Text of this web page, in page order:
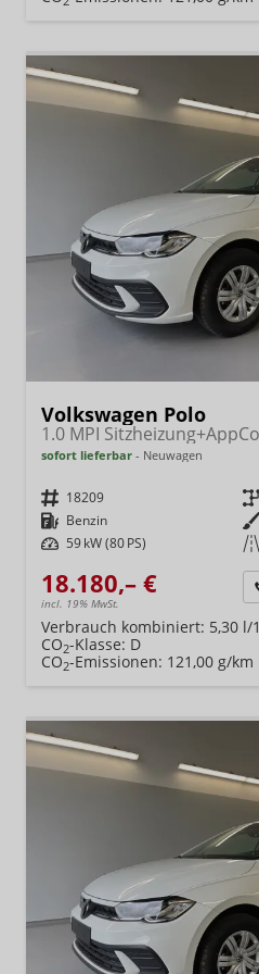
Volkswagen Polo
sofort lieferbar Neuwagen
Fahrzeugnr. 18209 Getriebe
Kraftstoff Benzin Außenfarbe
Leistung 59 kW (80 PS) Kilometerstand
18.180,– €
incl. 19% MwSt.
Verbrauch kombiniert: 5,30 l/
CO2-Klasse: D
CO2-Emissionen: 121,00 g/km